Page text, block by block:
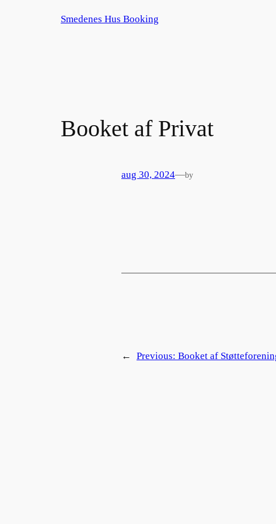
Smedenes Hus Booking
Booket af Privat
aug 30, 2024—by
← Previous: Booket af